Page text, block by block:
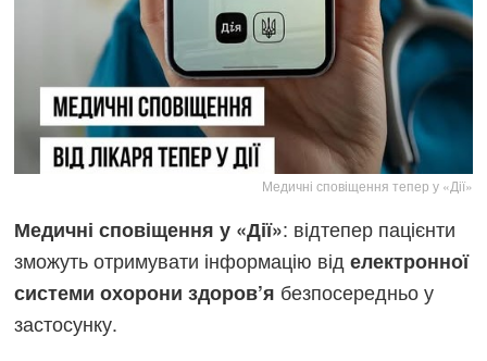
Медичні сповіщення тепер у «Дії»
Медичні сповіщення у «Дії»: відтепер пацієнти
зможуть отримувати інформацію віделектронної
системи охорони здоров’я безпосередньо у
застосунку.